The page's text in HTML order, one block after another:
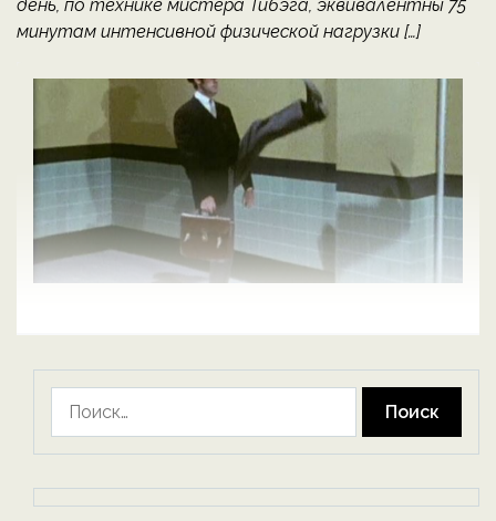
день, по технике мистера Тибэга, эквивалентны 75
минутам интенсивной физической нагрузки […]